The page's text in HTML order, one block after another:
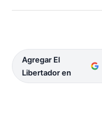
Agregar El
Libertador en